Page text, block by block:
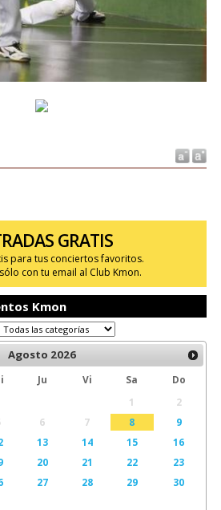
GRATIS
para tus conciertos favoritos.
con tu email al Club Kmon.
Kmon
Agosto 2026
Ju Vi Sa
Do
1
2
6 7 8
9
13 14 15
16
20 21 22
23
27 28 29
30